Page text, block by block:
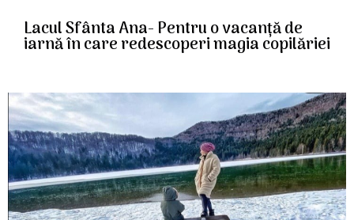
Lacul Sfânta Ana- Pentru o vacanță de
iarnă în care redescoperi magia copilăriei